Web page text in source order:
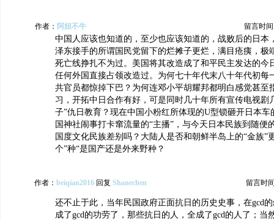
作者： 阿妞不牛 留言时间
中国人应该也知道的，至少也应该知道的，战败后的日本
泽东接手的所谓国民党留下的烂摊子更烂，满目疮痍，极
死亡线挣扎不为过。美国将其改造成了和平民主发达的今
任何外国直接占领改造过。为何七十年代末八十年代初每
共官员都惊掉下巴？为何连邓小平胡耀邦都明白感觉甚至
习，开拓中日合作有好，可是同时几十年所有宣传电视剧
子”仇日教育？现在中国小粉红所体现的U型锁砸开日本车
国神社闹事打卡窜流量的“主播”，与今天日本民族到随便
国度文化民族差别吗？大陆人是否和朝鲜半岛上的“金族”
个”种“是国产还是外来野种？
作者： beiqian2016 回复 Shanechen 留言时
还不止于此，当年民国政府正面抗日的历史史事，在gcd
成了gcd的功劳了，那些抗日的人，全成了gcd的人了；当